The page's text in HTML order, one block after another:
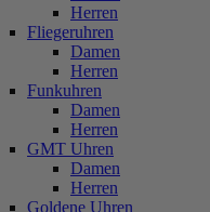
Herren
Fliegeruhren
Damen
Herren
Funkuhren
Damen
Herren
GMT Uhren
Damen
Herren
Goldene Uhren